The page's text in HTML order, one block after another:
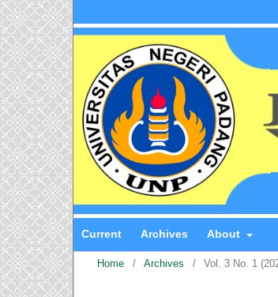
Current Archives About
Home / Archives / Vol. 3 No. 1